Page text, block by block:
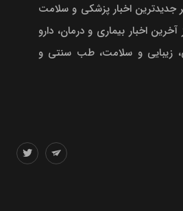
جدیدترین اخبار پزشکی و سلامت
آخرین اخبار بیماری و درمان، دارو
زیبایی و سلامت، طب سنتی و